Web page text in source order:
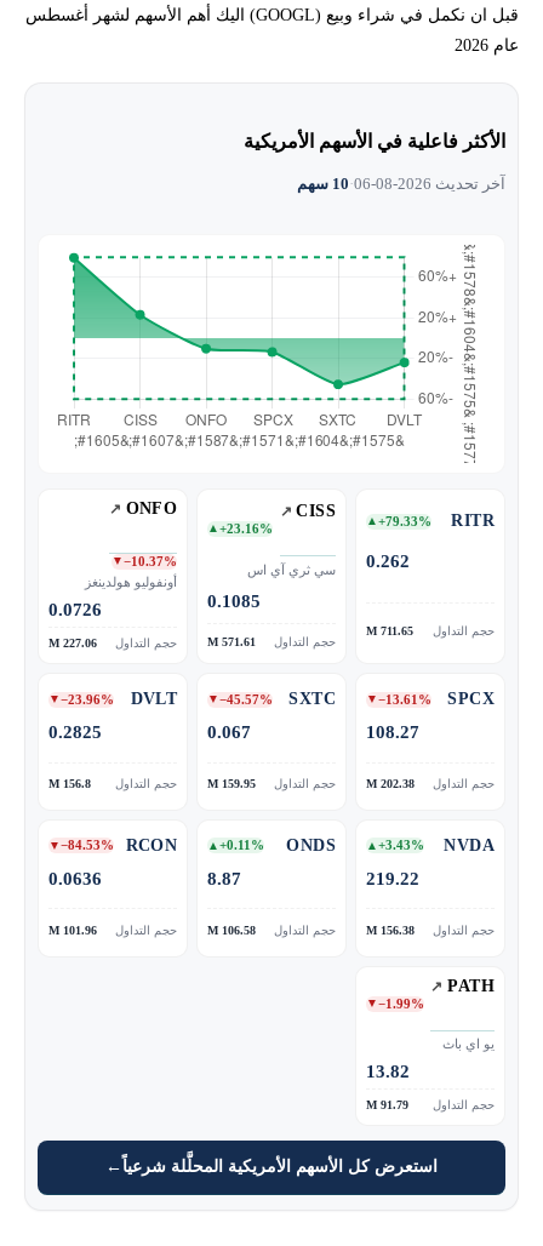
قبل ان نكمل في شراء وبيع (GOOGL) اليك أهم الأسهم لشهر أغسطس
عام 2026
الأكثر فاعلية في الأسهم الأمريكية
آخر تحديث 2026-08-06 ·10 سهم
RITR
▲+79.33%
0.262
حجم التداول 711.65 M
CISS
▲+23.16%
سي ثري آي اس
0.1085
حجم التداول 571.61 M
ONFO
▼−10.37%
أونفوليو هولدينغز
0.0726
حجم التداول 227.06 M
SPCX
▼−13.61%
108.27
حجم التداول 202.38 M
SXTC
▼−45.57%
0.067
حجم التداول 159.95 M
DVLT
▼−23.96%
0.2825
حجم التداول 156.8 M
NVDA
▲+3.43%
219.22
حجم التداول 156.38 M
ONDS
▲+0.11%
8.87
حجم التداول 106.58 M
RCON
▼−84.53%
0.0636
حجم التداول 101.96 M
PATH
▼−1.99%
يو اي باث
13.82
حجم التداول 91.79 M
استعرض كل الأسهم الأمريكية المحلَّلة شرعياً ←